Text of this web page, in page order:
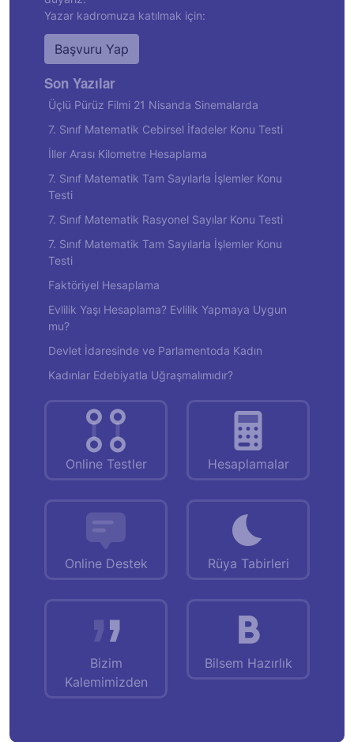
Yazar kadromuza katılmak için:
Başvuru Yap
Son Yazılar
Üçlü Pürüz Filmi 21 Nisanda Sinemalarda
7. Sınıf Matematik Cebirsel İfadeler Konu Testi
İller Arası Kilometre Hesaplama
7. Sınıf Matematik Tam Sayılarla İşlemler Konu
Testi
7. Sınıf Matematik Rasyonel Sayılar Konu Testi
7. Sınıf Matematik Tam Sayılarla İşlemler Konu
Testi
Faktöriyel Hesaplama
Evlilik Yaşı Hesaplama? Evlilik Yapmaya Uygun
mu?
Devlet İdaresinde ve Parlamentoda Kadın
Kadınlar Edebiyatla Uğraşmalımıdır?
Online Testler Hesaplamalar
Online Destek Rüya Tabirleri
Bizim
Kalemimizden
Bilsem Hazırlık